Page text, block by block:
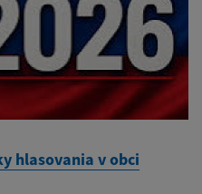
hlasovania v obci